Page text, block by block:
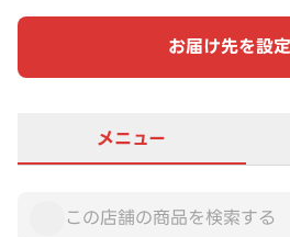
お届け先を設
メニュー